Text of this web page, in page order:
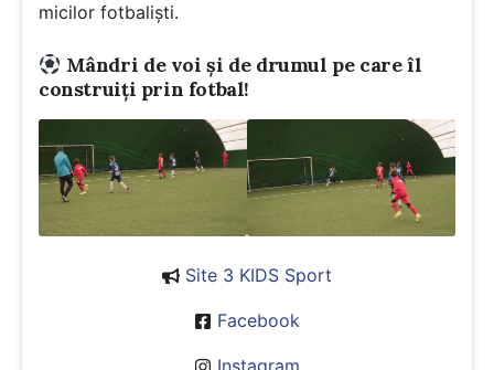
micilor fotbaliști.
Mândri de voi și de drumul pe care îl
construiți prin fotbal!
Site 3 KIDS Sport
Facebook